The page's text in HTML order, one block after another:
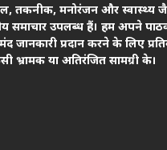
खेल, तकनीक, मनोरंजन और स्वास्थ्य
समाचार उपलब्ध हैं। हम अपने
जानकारी प्रदान करने के लिए
भ्रामक या अतिरंजित सामग्री के।